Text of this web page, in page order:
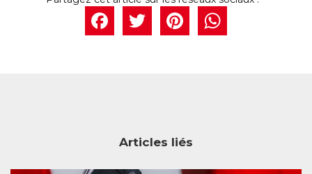
Facebook
Twitter
Articles liés